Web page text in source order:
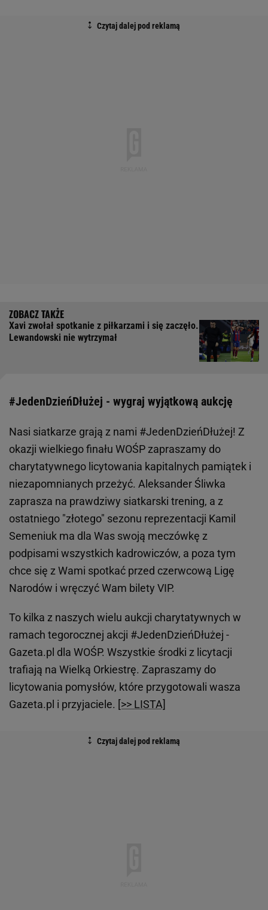
Xavi zwołał spotkanie z piłkarzami i się zaczęło.
Lewandowski nie wytrzymał
#JedenDzieńDłużej - wygraj wyjątkową aukcję
Nasi siatkarze grają z nami #JedenDzieńDłużej! Z
okazji wielkiego finału WOŚP zapraszamy do
charytatywnego licytowania kapitalnych pamiątek i
niezapomnianych przeżyć. Aleksander Śliwka
zaprasza na prawdziwy siatkarski trening, a z
ostatniego "złotego" sezonu reprezentacji Kamil
Semeniuk ma dla Was swoją meczówkę z
podpisami wszystkich kadrowiczów, a poza tym
chce się z Wami spotkać przed czerwcową Ligę
Narodów i wręczyć Wam bilety VIP.
To kilka z naszych wielu aukcji charytatywnych w
ramach tegorocznej akcji #JedenDzieńDłużej -
Gazeta.pl dla WOŚP. Wszystkie środki z licytacji
trafiają na Wielką Orkiestrę. Zapraszamy do
licytowania pomysłów, które przygotowali wasza
Gazeta.pl i przyjaciele. [>> LISTA]